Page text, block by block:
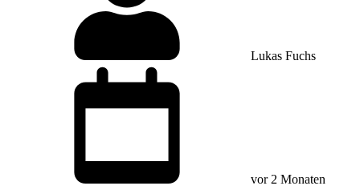
Lukas Fuchs
vor 2 Monaten